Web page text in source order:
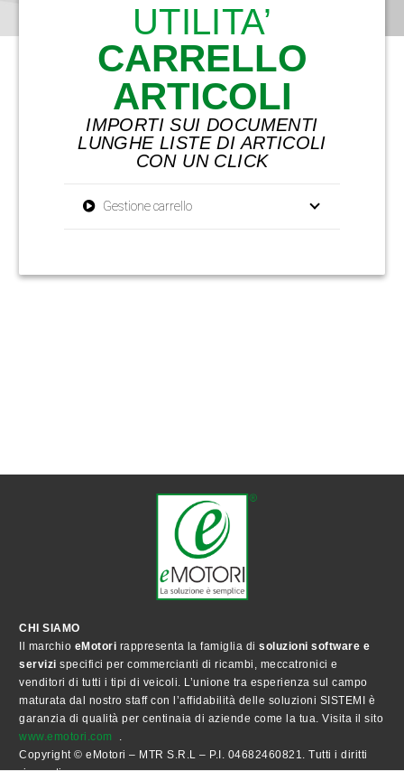
UTILITA’
CARRELLO
ARTICOLI
IMPORTI SUI DOCUMENTI
LUNGHE LISTE DI ARTICOLI
CON UN CLICK
Gestione carrello
CHI SIAMO
Il marchio eMotori rappresenta la famiglia di soluzioni software e
servizi specifici per commercianti di ricambi, meccatronici e
venditori di tutti i tipi di veicoli. L’unione tra esperienza sul campo
maturata dal nostro staff con l’affidabilità delle soluzioni SISTEMI è
garanzia di qualità per centinaia di aziende come la tua. Visita il sito
www.emotori.com
.
Copyright © eMotori – MTR S.R.L – P.I. 04682460821. Tutti i diritti